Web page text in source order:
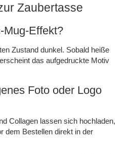
Zaubertasse
Mug-Effekt?
Zustand dunkel. Sobald heiße
das aufgedruckte Motiv
Foto oder Logo
Collagen lassen sich hochladen,
dem Bestellen direkt in der